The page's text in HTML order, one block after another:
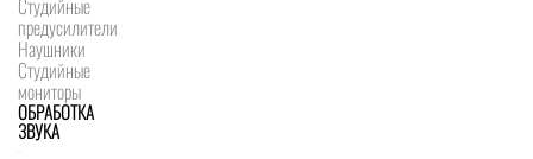
Студийные
предусилители
Наушники
Студийные
мониторы
ОБРАБОТКА
ЗВУКА